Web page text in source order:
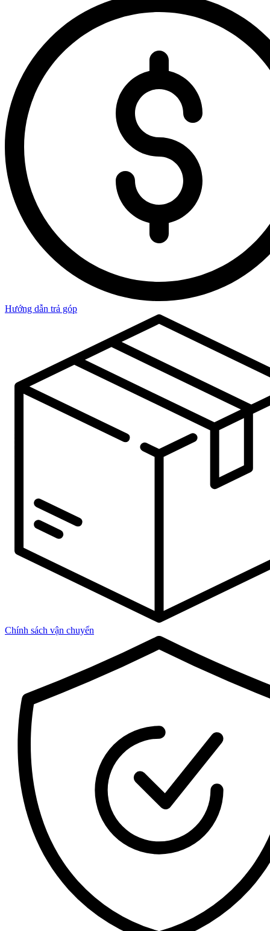
Hướng dẫn trả góp
Chính sách vận chuyển